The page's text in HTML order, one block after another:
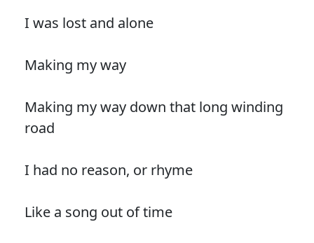
I was lost and alone
Making my way
Making my way down that long winding
road
I had no reason, or rhyme
Like a song out of time